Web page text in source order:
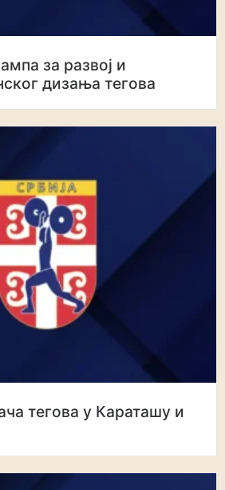
за развој и
дизања тегова
тегова у Караташу и